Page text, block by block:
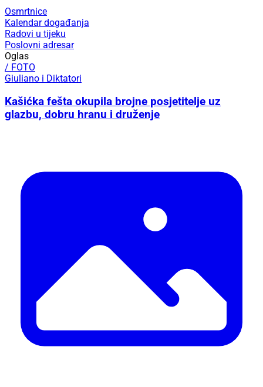
Osmrtnice
Kalendar događanja
Radovi u tijeku
Poslovni adresar
Oglas
/ FOTO
Giuliano i Diktatori
Kašićka fešta okupila brojne posjetitelje uz
glazbu, dobru hranu i druženje